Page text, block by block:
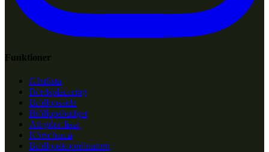
Funktioner
Gästlista
Bordsplacering
Bröllopssida
Bröllopsbudget
Att-göra-lista
Körschema
Bröllopskoordinatorn